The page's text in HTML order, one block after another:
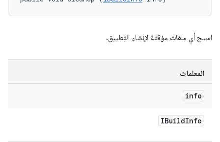
امسح أي ملفات مؤقتة لإنشاء التطبيق.
المعلمات
info
IBuildInfo